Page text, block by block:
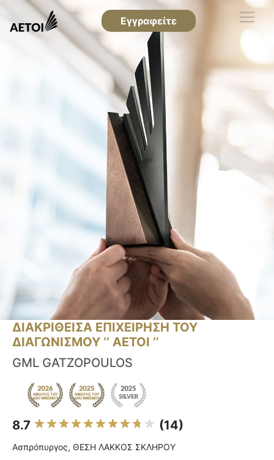
Εγγραφείτε
ΔΙΑΚΡΙΘΕΙΣΑ ΕΠΙΧΕΙΡΗΣΗ ΤΟΥ
ΔΙΑΓΩΝΙΣΜΟΥ ‘’ ΑΕΤΟΙ ‘’
GML GATZOPOULOS
8.7 (14)
Ασπρόπυργος, ΘΕΣΗ ΛΑΚΚΟΣ ΣΚΛΗΡΟΥ